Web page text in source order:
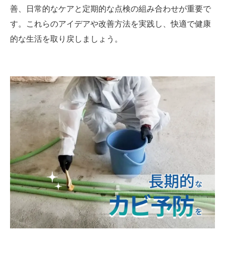
善、日常的なケアと定期的な点検の組み合わせが重要で
す。これらのアイデアや改善方法を実践し、快適で健康
的な生活を取り戻しましょう。